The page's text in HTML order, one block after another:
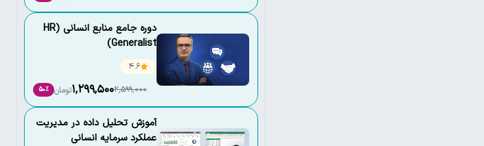
دوره جامع منابع انسانی (HR
Generalist)
4.6
2,599,000
1,299,500تومان 50٪
آموزش تحلیل داده در مدیریت
عملکرد سرمایه انسانی